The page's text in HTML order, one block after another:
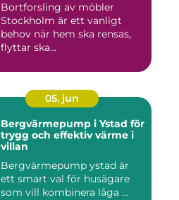
Bortforsling av möbler
Stockholm är ett vanligt
behov när hem ska rensas,
flyttar ska...
05. jun
Bergvärmepump i Ystad för
trygg och effektiv värme i
villan
Bergvärmepump ystad är
ett smart val för husägare
som vill kombinera låga ...